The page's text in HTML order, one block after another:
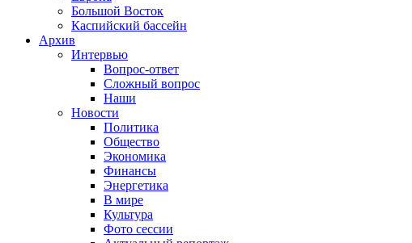
Большой Восток
Каспийский бассейн
Архив
Интервью
Вопрос-ответ
Сложный вопрос
Наши
Новости
Политика
Общество
Экономика
Финансы
Энергетика
В мире
Культура
Фото сессии